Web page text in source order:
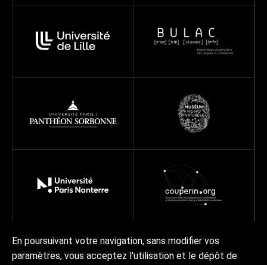
En poursuivant votre navigation, sans modifier vos
paramètres, vous acceptez l'utilisation et le dépôt de